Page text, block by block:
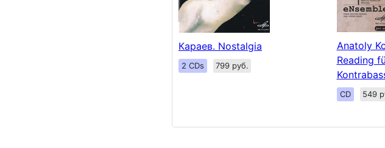
Караев. Nostalgia
2 CDs 799 руб.
Anatoly
Reading
CD 549